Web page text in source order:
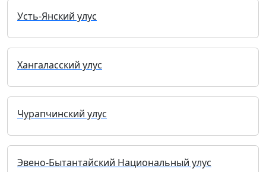
Усть-Янский улус
Хангаласский улус
Чурапчинский улус
Эвено-Бытантайский Национальный улус